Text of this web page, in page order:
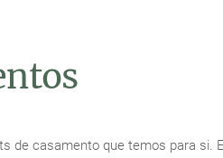
de casamento que temos para si.